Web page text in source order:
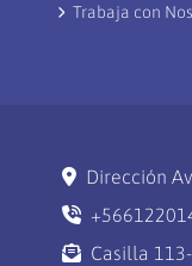
Trabaja con
Dirección
Casilla